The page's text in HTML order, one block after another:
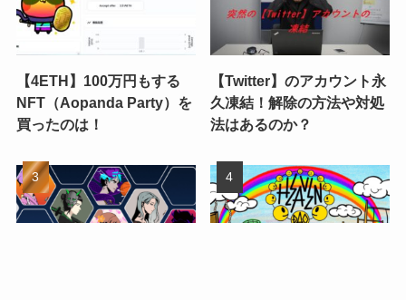
【4ETH】100万円もする
NFT（Aopanda Party）を
買ったのは！
【Twitter】のアカウント永
久凍結！解除の方法や対処
法はあるのか？